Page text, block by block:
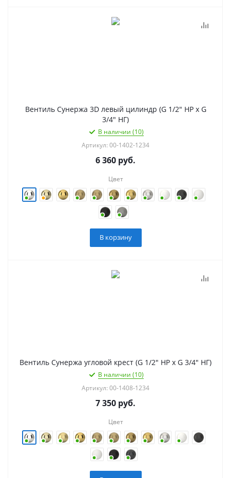
Вентиль Сунержа 3D левый цилиндр (G 1/2" НР х G
3/4" НГ)
В наличии (10)
Артикул: 00-1402-1234
6 360 руб.
Цвет
В корзину
Вентиль Сунержа угловой крест (G 1/2" НР х G 3/4" НГ)
В наличии (10)
Артикул: 00-1408-1234
7 350 руб.
Цвет